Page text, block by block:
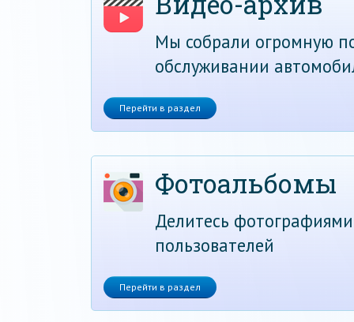
Мы собрали огромную
обслуживании
Перейти в раздел
Фотоальбомы
Делитесь
пользователей
Перейти в раздел